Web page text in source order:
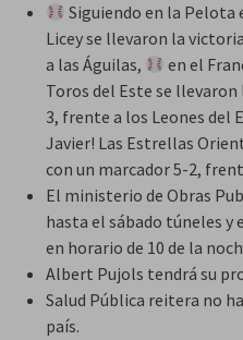
Siguiendo en la Pelota
Licey se llevaron la
a las Águilas,
en el
Toros del Este se
3, frente a los Leones del
Javier! Las Estrellas
con un marcador 5-2,
El ministerio de Obras
hasta el sábado túneles
en horario de 10 de la
Albert Pujols tendrá su
Salud Pública reitera no
país.